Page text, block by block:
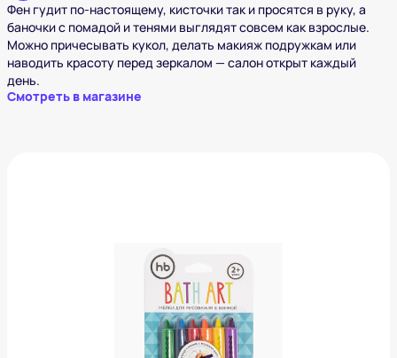
Фен гудит по-настоящему, кисточки так и просятся в руку, а
баночки с помадой и тенями выглядят совсем как взрослые.
Можно причесывать кукол, делать макияж подружкам или
наводить красоту перед зеркалом — салон открыт каждый
день.
Смотреть в магазине
Мелки для рисования в ванной BATH ART
459 ₽